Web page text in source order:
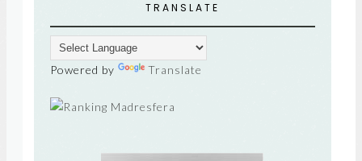
TRANSLATE
Powered by Translate